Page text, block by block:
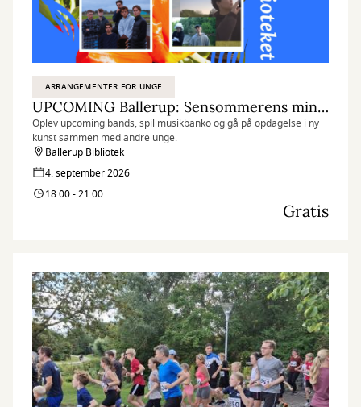
ARRANGEMENTER FOR UNGE
UPCOMING Ballerup: Sensommerens minifestival
Oplev upcoming bands, spil musikbanko og gå på opdagelse i ny
kunst sammen med andre unge.
Ballerup Bibliotek
4. september 2026
18:00 - 21:00
Gratis